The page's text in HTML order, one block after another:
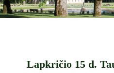
Lapkričio 15 d.